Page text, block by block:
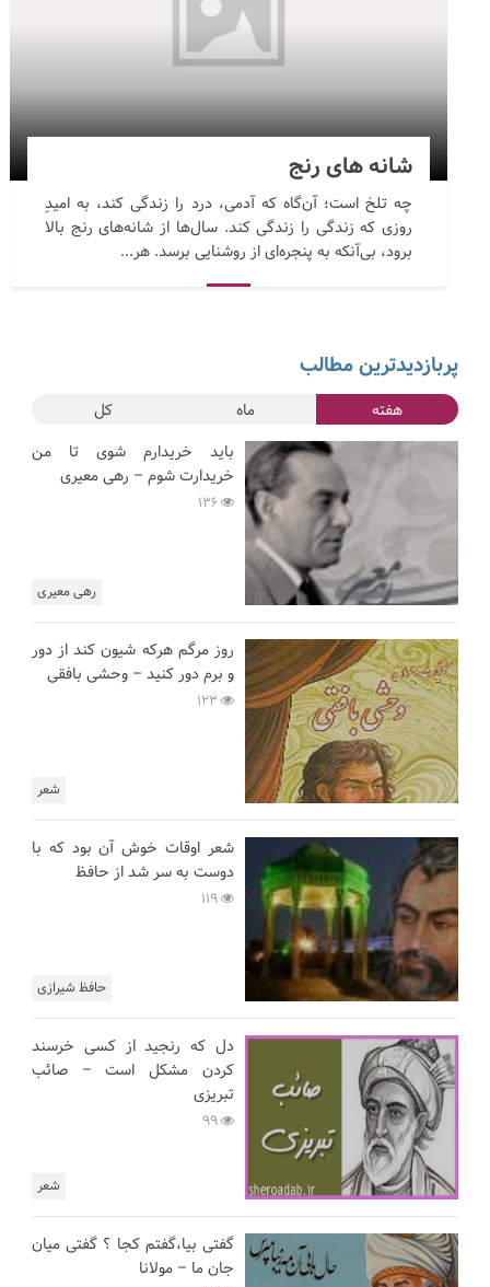
شانه های رنج
چه تلخ است؛ آن‌گاه که آدمی، درد را زندگی کند، به امیدِ
روزی که زندگی را زندگی کند. سال‌ها از شانه‌های رنج بالا
برود، بی‌آنکه به پنجره‌ای از روشنایی برسد. هر...
پربازدیدترین مطالب
هفته ماه کل
رهی معیری
باید خریدارم شوی تا من
خریدارت شوم – رهی معیری
شعر
روز مرگم هرکه شیون کند از دور
و برم دور کنید – وحشی بافقی
حافظ شیرازی
شعر اوقات خوش آن بود که با
دوست به سر شد از حافظ
شعر
دل که رنجید از کسی خرسند
کردن مشکل است – صائب
تبریزی
گفتی بیا،گفتم کجا ؟ گفتی میان
جان ما – مولانا